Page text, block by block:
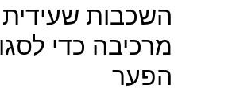
השכבות שעידית
מרכיבה כדי
הפער